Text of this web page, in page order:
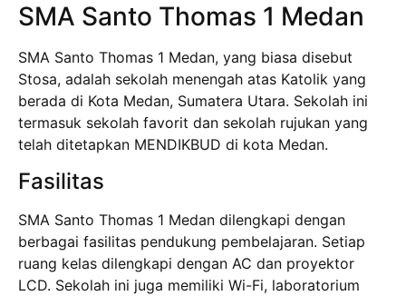
SMA Santo Thomas 1 Medan
SMA Santo Thomas 1 Medan, yang biasa disebut
Stosa, adalah sekolah menengah atas Katolik yang
berada di Kota Medan, Sumatera Utara. Sekolah ini
termasuk sekolah favorit dan sekolah rujukan yang
telah ditetapkan MENDIKBUD di kota Medan.
Fasilitas
SMA Santo Thomas 1 Medan dilengkapi dengan
berbagai fasilitas pendukung pembelajaran. Setiap
ruang kelas dilengkapi dengan AC dan proyektor
LCD. Sekolah ini juga memiliki Wi-Fi, laboratorium